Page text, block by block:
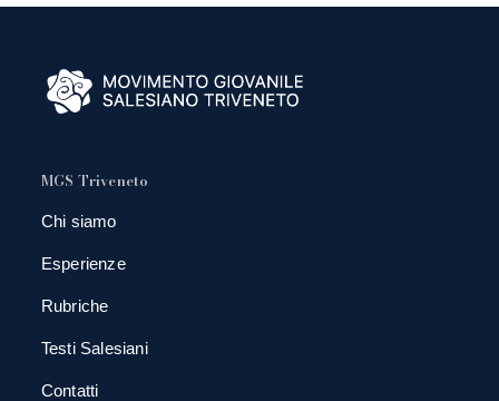
MGS Triveneto
Chi siamo
Esperienze
Rubriche
Testi Salesiani
Contatti